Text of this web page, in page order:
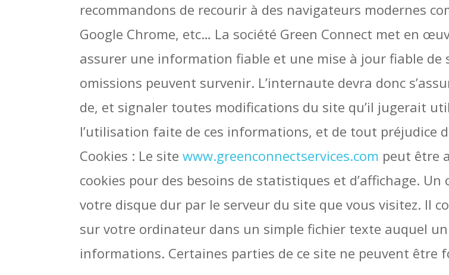
recommandons de recourir à des navigateurs modernes
Google Chrome, etc… La société Green Connect met en
assurer une information fiable et une mise à jour fiable
omissions peuvent survenir. L’internaute devra donc
de, et signaler toutes modifications du site qu’il jugerait
l’utilisation faite de ces informations, et de tout préjudice
Cookies : Le sitewww.greenconnectservices.com peut être
cookies pour des besoins de statistiques et d’affichage.
votre disque dur par le serveur du site que vous visitez. Il
sur votre ordinateur dans un simple fichier texte auquel
informations. Certaines parties de ce site ne peuvent être